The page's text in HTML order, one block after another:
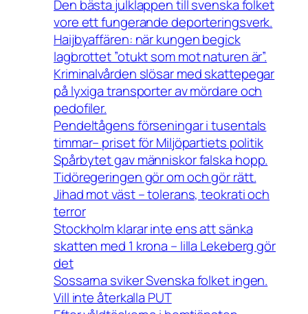
Den bästa julklappen till svenska folket
vore ett fungerande deporteringsverk.
Haijbyaffären: när kungen begick
lagbrottet ”otukt som mot naturen är”.
Kriminalvården slösar med skattepegar
på lyxiga transporter av mördare och
pedofiler.
Pendeltågens förseningar i tusentals
timmar– priset för Miljöpartiets politik
Spårbytet gav människor falska hopp.
Tidöregeringen gör om och gör rätt.
Jihad mot väst – tolerans, teokrati och
terror
Stockholm klarar inte ens att sänka
skatten med 1 krona – lilla Lekeberg gör
det
Sossarna sviker Svenska folket ingen.
Vill inte återkalla PUT